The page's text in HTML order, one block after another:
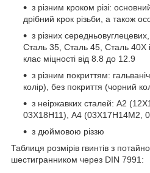
з різним кроком різі:
дрібний крок різьби, а також
з різних
Сталь 35, Сталь 45, Сталь 40Х
клас міцності від 8.8 до 12.9
з різним покриттям:
колір), без покриття (чорний
з неіржавких сталей: А2
03Х18Н11), А4 (03Х17Н14М2,
з дюймовою різзю
Таблиця розмірів гвинтів з
шестигранником через DIN 7991: